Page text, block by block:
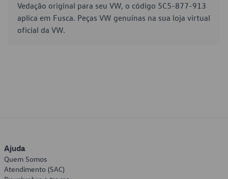
Vedação original para seu VW, o código 5C5-877-913
aplica em Fusca. Peças VW genuínas na sua loja virtual
oficial da VW.
Ajuda
Quem Somos
Atendimento (SAC)